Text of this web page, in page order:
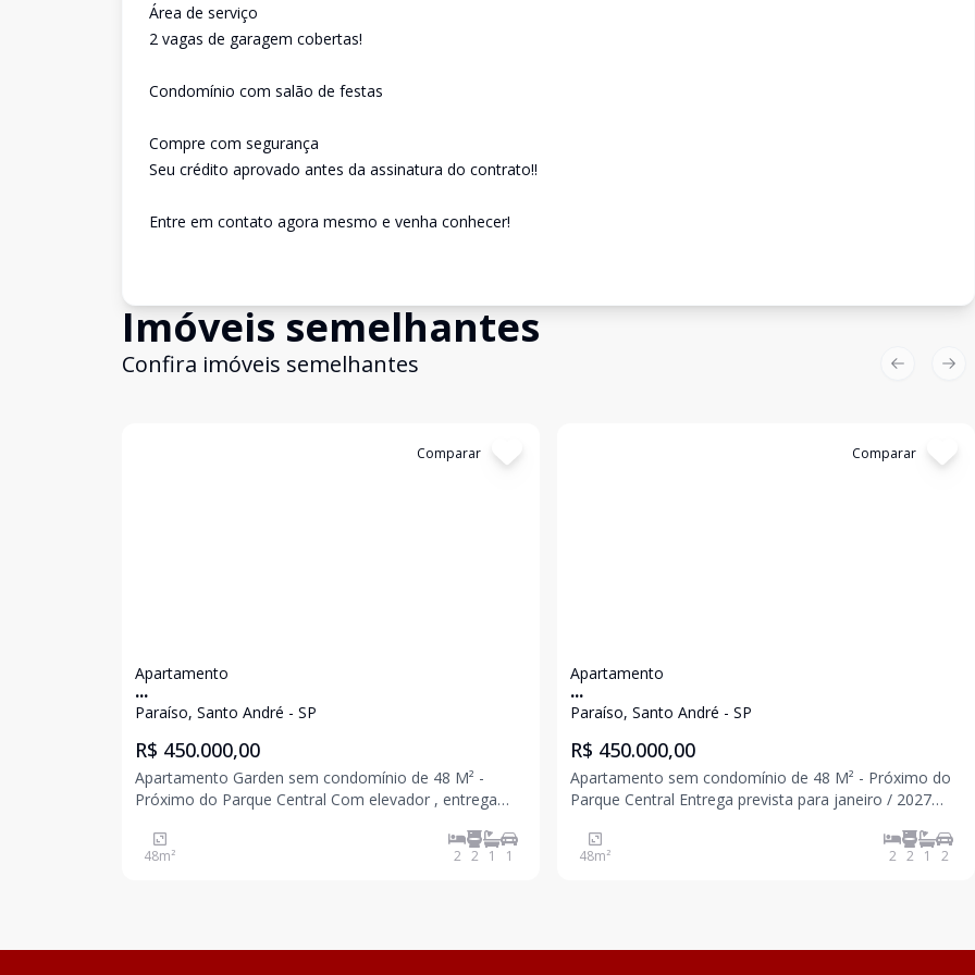
Área de serviço
2 vagas de garagem cobertas!
Condomínio com salão de festas
Compre com segurança
Seu crédito aprovado antes da assinatura do contrato!!
Entre em contato agora mesmo e venha conhecer!
Imóveis semelhantes
Confira imóveis semelhantes
Comparar
Apartamento
...
Paraíso, Santo André - SP
R$ 450.000,00
Apartamento Garden sem condomínio de 48 M² -
Próximo do Parque Central Com elevador , entrega
com terraço 1 banheiro Sala Cozinha Quintal com área
48m² 2 2 1 1
Comparar
Apartamento
...
Paraíso, Santo André - SP
R$ 450.000,00
Apartamento sem condomínio de 48 M² - Próximo do
Parque Central Entrega prevista para janeiro / 2027
Sala Cozinha Quintal com área de serviço 2 vagas
Fotos de outro prédio do construtor p
48m² 2 2 1 2
Previous